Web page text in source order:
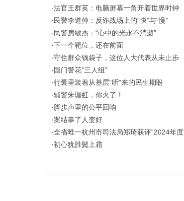
·法官王群英：电脑屏幕一角开着世界时钟
· 民警李道仲：反诈战场上的“快”与“慢”
· 民警房敏杰：“心中的光永不消逝”
·下一个靶位，还在前面
·守住群众钱袋子，这位人大代表从未止步
· 国门警花“三人组”
·行囊里装着从基层“听”来的民生期盼
·辅警朱珈虹，你火了！
· 脚步声里的公平回响
·案结事了人变好
·全省唯一杭州市司法局郑琦获评“2024年
·初心犹胜鬓上霜